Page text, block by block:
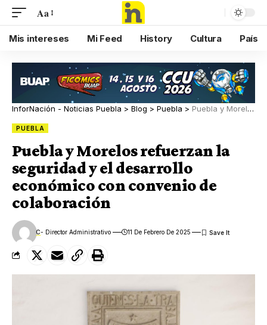
Aa
Mis intereses Mi Feed History Cultura País
InforNación - Noticias Puebla > Blog > Puebla > Puebla y Morelos refuerzan la seguridad y el desarrollo económico con convenio de colaboración
PUEBLA
Puebla y Morelos refuerzan la
seguridad y el desarrollo
económico con convenio de
colaboración
C- Director Administrativo 11 De Febrero De 2025